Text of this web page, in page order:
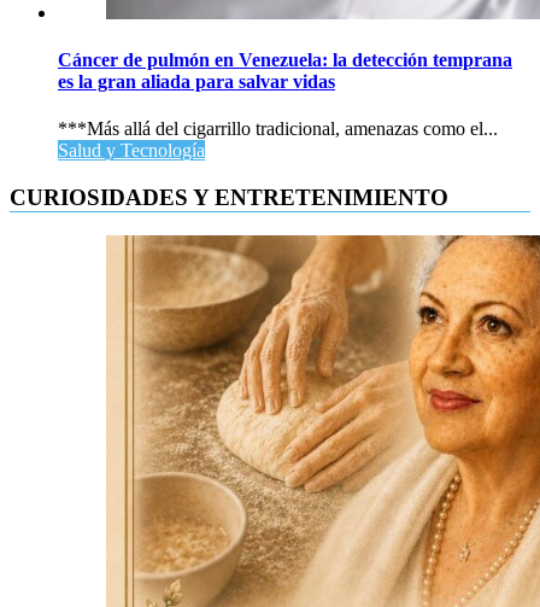
Cáncer de pulmón en Venezuela: la detección temprana
es la gran aliada para salvar vidas
***Más allá del cigarrillo tradicional, amenazas como el...
Salud y Tecnología
CURIOSIDADES Y ENTRETENIMIENTO